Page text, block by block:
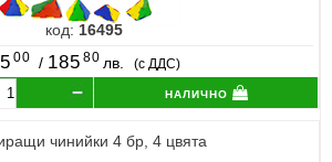
код: 16495
00 / 185 80 лв. (с ДДС)
налично
чинийки 4 бр, 4 цвята